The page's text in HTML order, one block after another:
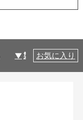
製品仕様
お気に入り